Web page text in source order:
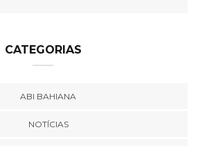
CATEGORIAS
ABI BAHIANA
NOTÍCIAS